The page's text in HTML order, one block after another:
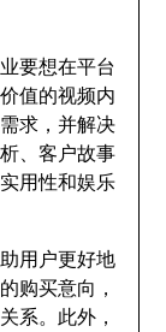
要想在平台
值的视频内
求，并解决
、客户故事
用性和娱乐
用户更好地
购买意向，
系。此外，